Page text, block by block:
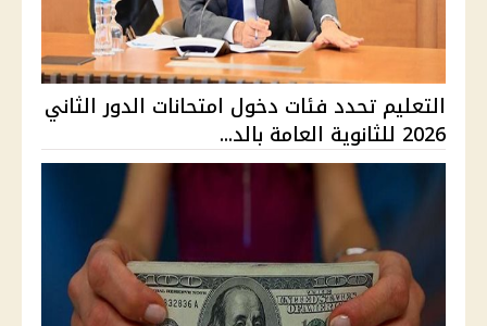
التعليم تحدد فئات دخول امتحانات الدور الثاني
2026 للثانوية العامة بالد...